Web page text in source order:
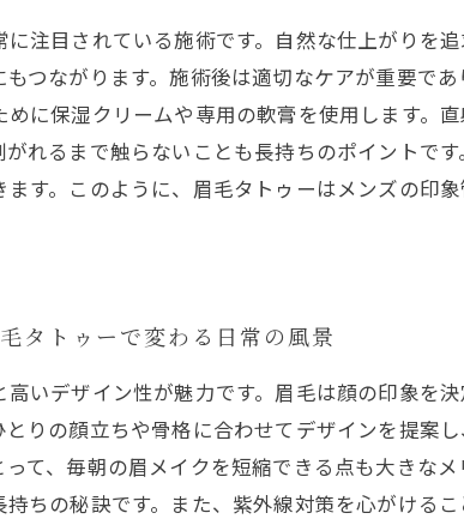
注目されている施術です。自然な仕上がりを
つながります。施術後は適切なケアが重要で
に保湿クリームや専用の軟膏を使用します。
れるまで触らないことも長持ちのポイントで
す。このように、眉毛タトゥーはメンズの印
タトゥーで変わる日常の風景
いデザイン性が魅力です。眉毛は顔の印象を
りの顔立ちや骨格に合わせてデザインを提案
て、毎朝の眉メイクを短縮できる点も大きな
ちの秘訣です。また、紫外線対策を心がける